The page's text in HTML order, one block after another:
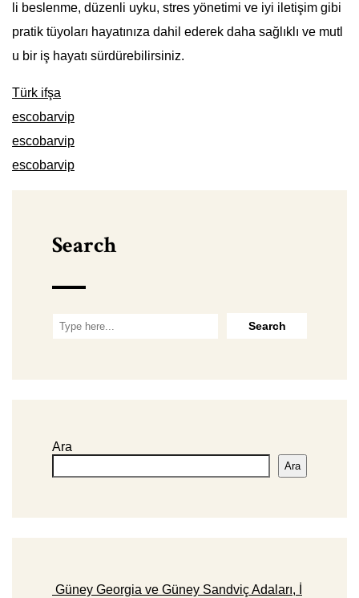
li beslenme, düzenli uyku, stres yönetimi ve iyi iletişim gibi
pratik tüyoları hayatınıza dahil ederek daha sağlıklı ve mutl
u bir iş hayatı sürdürebilirsiniz.
Türk ifşa
escobarvip
escobarvip
escobarvip
Search
Ara
Ara
Güney Georgia ve Güney Sandviç Adaları, İ